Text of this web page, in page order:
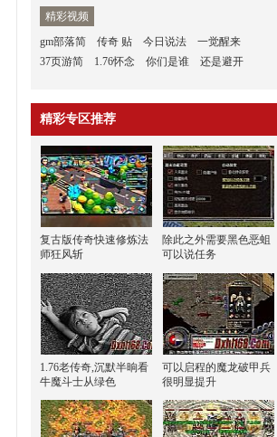
精彩视频
gm部落简
传奇 贴 今日说法
一觉醒来
37页游简
1.76怀念 你们是谁 还是避开
精彩专区推荐
复古版传奇快速修炼法
师狂风斩
除此之外需要黑色恶蛆
可以说任务
1.76老传奇,沉默半晌看
牛魔斗士从绿色
可以启程的魔龙破甲兵
很明显提升